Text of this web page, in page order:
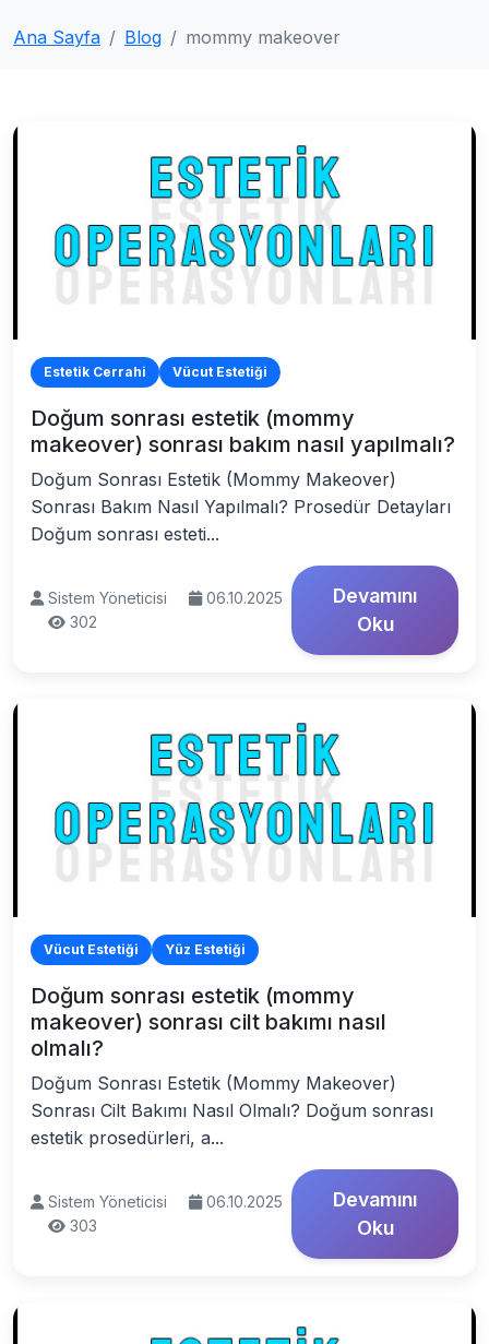
Ana Sayfa Blog mommy makeover
Estetik Cerrahi Vücut Estetiği
Doğum sonrası estetik (mommy
makeover) sonrası bakım nasıl yapılmalı?
Doğum Sonrası Estetik (Mommy Makeover)
Sonrası Bakım Nasıl Yapılmalı? Prosedür Detayları
Doğum sonrası esteti...
Sistem Yöneticisi
06.10.2025
302
Devamını
Oku
Vücut Estetiği Yüz Estetiği
Doğum sonrası estetik (mommy
makeover) sonrası cilt bakımı nasıl
olmalı?
Doğum Sonrası Estetik (Mommy Makeover)
Sonrası Cilt Bakımı Nasıl Olmalı? Doğum sonrası
estetik prosedürleri, a...
Sistem Yöneticisi
06.10.2025
303
Devamını
Oku